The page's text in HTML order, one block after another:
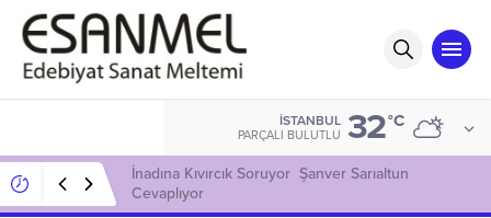
İSTANBUL
PARÇALI BULUTLU 32°C
GECEYE BİR MUM YAKTIM